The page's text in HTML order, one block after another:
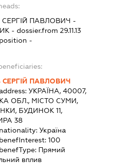
ПАВЛОВИЧ -
- dossier.from 29.11.13
-
ПАВЛОВИЧ
УКРАЇНА, 40007,
ОБЛ., МІСТО СУМИ,
БУДИНОК 11,
38
Україна
100
Прямий
вплив